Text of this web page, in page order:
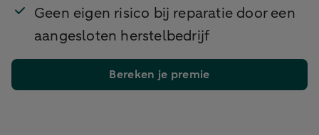
Geen eigen risico bij reparatie door een
aangesloten herstelbedrijf
Bereken je premie